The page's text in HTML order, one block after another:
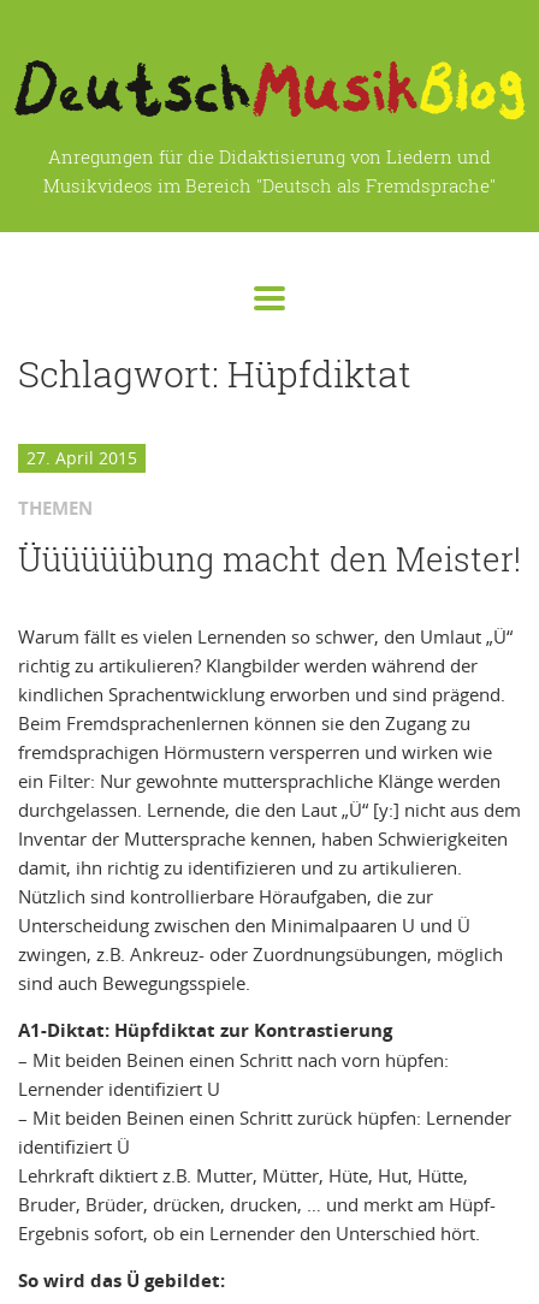
Anregungen für die Didaktisierung von Liedern und
Musikvideos im Bereich "Deutsch als Fremdsprache"
Schlagwort: Hüpfdiktat
27. April 2015
THEMEN
Üüüüüübung macht den Meister!
Warum fällt es vielen Lernenden so schwer, den Umlaut „Ü“
richtig zu artikulieren? Klangbilder werden während der
kindlichen Sprachentwicklung erworben und sind prägend.
Beim Fremdsprachenlernen können sie den Zugang zu
fremdsprachigen Hörmustern versperren und wirken wie
ein Filter: Nur gewohnte muttersprachliche Klänge werden
durchgelassen. Lernende, die den Laut „Ü“ [y:] nicht aus dem
Inventar der Muttersprache kennen, haben Schwierigkeiten
damit, ihn richtig zu identifizieren und zu artikulieren.
Nützlich sind kontrollierbare Höraufgaben, die zur
Unterscheidung zwischen den Minimalpaaren U und Ü
zwingen, z.B. Ankreuz- oder Zuordnungsübungen, möglich
sind auch Bewegungsspiele.
A1-Diktat: Hüpfdiktat zur Kontrastierung
– Mit beiden Beinen einen Schritt nach vorn hüpfen:
Lernender identifiziert U
– Mit beiden Beinen einen Schritt zurück hüpfen: Lernender
identifiziert Ü
Lehrkraft diktiert z.B. Mutter, Mütter, Hüte, Hut, Hütte,
Bruder, Brüder, drücken, drucken, … und merkt am Hüpf-
Ergebnis sofort, ob ein Lernender den Unterschied hört.
So wird das Ü gebildet: